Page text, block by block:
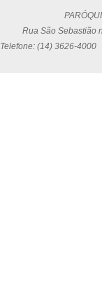
Rua São Sebastião
Telefone: (14) 3626-